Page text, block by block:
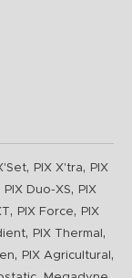
, PIX X'tra,
PIX
PIX Duo-XS,
PIX
, PIX Force,
PIX
, PIX Thermal ,
, PIX Agricultural ,